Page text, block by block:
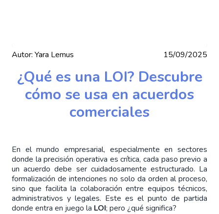
Autor: Yara Lemus 15/09/2025
¿Qué es una LOI? Descubre
cómo se usa en acuerdos
comerciales
En el mundo empresarial, especialmente en sectores
donde la precisión operativa es crítica, cada paso previo a
un acuerdo debe ser cuidadosamente estructurado. La
formalización de intenciones no solo da orden al proceso,
sino que facilita la colaboración entre equipos técnicos,
administrativos y legales. Este es el punto de partida
donde entra en juego la LOI; pero ¿qué significa?